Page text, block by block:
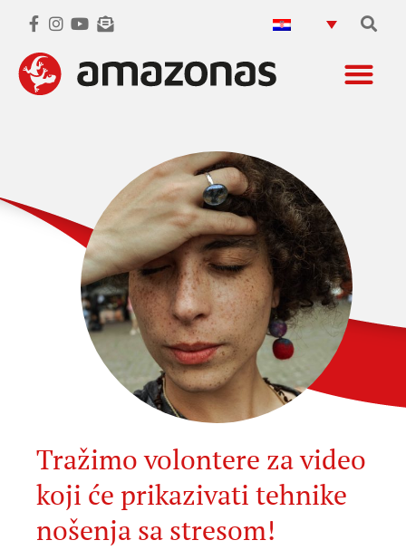
Tražimo volontere za video
koji će prikazivati tehnike
nošenja sa stresom!